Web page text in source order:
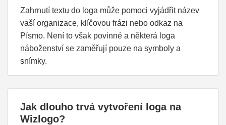
Zahrnutí textu do loga může pomoci vyjádřit název
vaší organizace, klíčovou frázi nebo odkaz na
Písmo. Není to však povinné a některá loga
náboženství se zaměřují pouze na symboly a
snímky.
Jak dlouho trvá vytvoření loga na
Wizlogo?